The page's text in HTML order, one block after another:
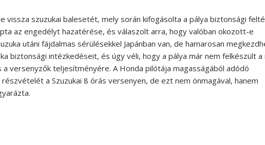
vissza szuzukai balesetét, mely során kifogásolta a pálya biztonsági
az engedélyt hazatérése, és válaszolt arra, hogy valóban okozott-e
utáni fájdalmas sérülésekkel Japánban van, de hamarosan
biztonsági intézkedéseit, és úgy véli, hogy a pálya már nem felkészült a
versenyzők teljesítményére. A Honda pilótája magasságából adódó
a Szuzukai 8 órás versenyen, de ezt nem önmagával, hanem